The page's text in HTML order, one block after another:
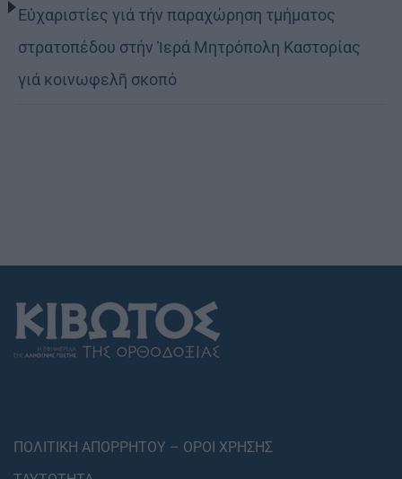
Εὐχαριστίες γιά τήν παραχώρηση τμήματος
στρατοπέδου στήν Ἱερά Μητρόπολη Καστορίας
γιά κοινωφελῆ σκοπό
ΠΟΛΙΤΙΚΗ ΑΠΟΡΡΗΤΟΥ – ΟΡΟΙ ΧΡΗΣΗΣ